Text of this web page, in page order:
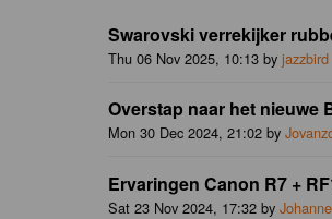
Swarovski verrekijker
Thu 06 Nov 2025, 10:13 by jazzbird
Overstap naar het nieuwe
Mon 30 Dec 2024, 21:02 by
Ervaringen Canon R7 +
Sat 23 Nov 2024, 17:32 by